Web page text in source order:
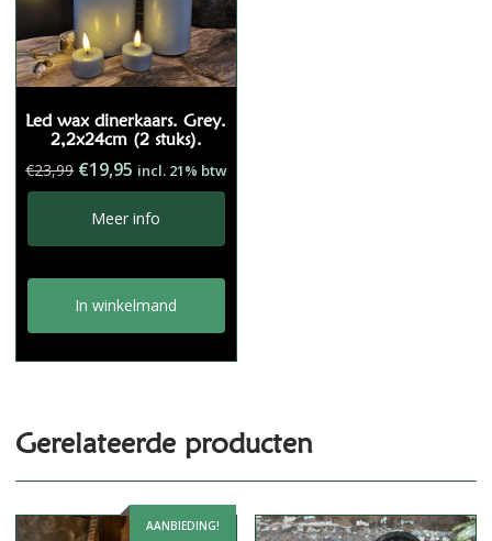
Led wax dinerkaars. Grey.
2,2x24cm (2 stuks).
€23,99 Oorspronkelijke
prijs
was:
€23,99.
€19,95 Huidige
prijs
is:
€19,95.
incl. 21% btw
Meer info
In winkelmand
Gerelateerde producten
AANBIEDING!